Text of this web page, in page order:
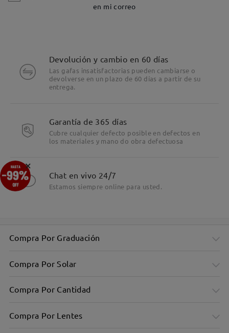
en mi correo
Devolución y cambio en 60 días
Las gafas insatisfactorias pueden cambiarse o
devolverse en un plazo de 60 días a partir de su
entrega.
Garantía de 365 días
Cubre cualquier defecto posible en defectos en
los materiales y mano do obra defectuosa
Chat en vivo 24/7
Estamos siempre online para usted.
Compra Por Graduación
Compra Por Solar
Compra Por Cantidad
Compra Por Lentes
×